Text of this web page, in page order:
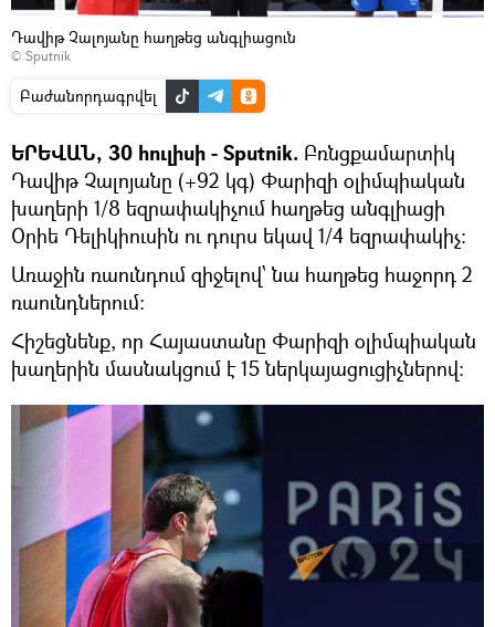
Դավիթ Չալոյանը հաղթեց անգլիացուն
© Sputnik
Բաժանորդագրվել
ԵՐԵՎԱՆ, 30 հուլիսի - Sputnik. Բռնցքամարտիկ
Դավիթ Չալոյանը (+92 կգ) Փարիզի օլիմպիական
խաղերի 1/8 եզրափակիչում հաղթեց անգլիացի
Օրիե Դելիկիուսին ու դուրս եկավ 1/4 եզրափակիչ։
Առաջին ռաունդում զիջելով՝ նա հաղթեց հաջորդ 2
ռաունդներում։
Հիշեցնենք, որ Հայաստանը Փարիզի օլիմպիական
խաղերին մասնակցում է 15 ներկայացուցիչներով։